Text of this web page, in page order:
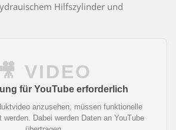
Hilfszylinder und
🎥 VIDEO
für YouTube erforderlich
anzusehen, müssen funktionelle
Dabei werden Daten an YouTube